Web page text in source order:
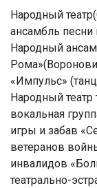
Народный
ансамбль
Народный
«Импульс»
Народный театр
вокальная
игры и забав
ветеранов
инвалидов
театрально-